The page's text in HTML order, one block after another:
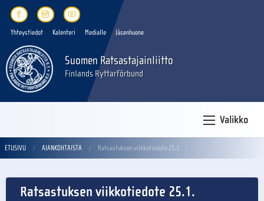
Yhteystiedot Kalenteri Medialle Jäsenhuone
Suomen Ratsastajainliitto
Finlands Ryttarförbund
Valikko
ETUSIVU AJANKOHTAISTA Ratsastuksen viikkotiedote 25.1.
Ratsastuksen viikkotiedote 25.1.